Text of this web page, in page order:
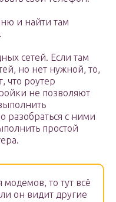
и найти там
сетей. Если там
но нет нужной, то,
что роутер
не позволяют
разобраться с ними
простой
модемов, то тут всё
он видит другие